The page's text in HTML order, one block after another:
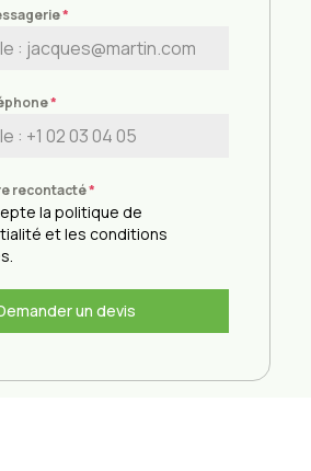
*
*
recontacté*
la politique de
et les conditions
un devis